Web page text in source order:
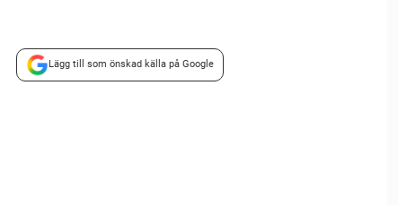
Lägg till som önskad källa på Google